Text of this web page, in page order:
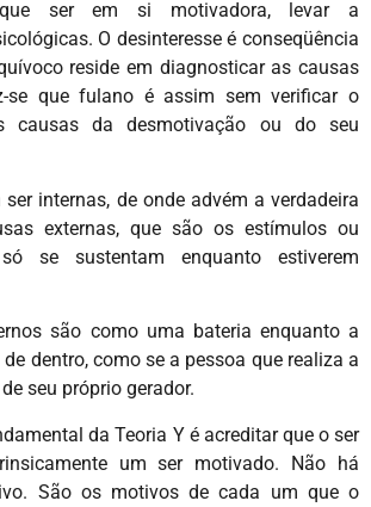
ser em si motivadora, levar a
O desinteresse é conseqüência
reside em diagnosticar as causas
se que fulano é assim sem verificar o
causas da desmotivação ou do seu
internas, de onde advém a verdadeira
externas, que são os estímulos ou
se sustentam enquanto estiverem
são como uma bateria enquanto a
dentro, como se a pessoa que realiza a
seu próprio gerador.
da Teoria Y é acreditar que o ser
um ser motivado. Não há
São os motivos de cada um que o